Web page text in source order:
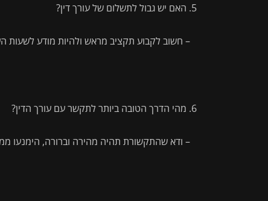
האם יש גבול לתשלום של עורך דין?
– חשוב לקבוע תקציב מראש ולהיות מודע לשעות
מהי הדרך הטובה ביותר לתקשר עם עורך הדין?
– ודא שהתקשורת תהיה מהירה וברורה, הימנעו